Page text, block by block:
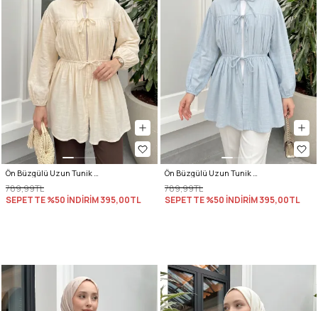
Ön Büzgülü Uzun Tunik 262338 - BEJ
789,99TL
SEPETTE %50 İNDİRİM395,00TL
Ön Büzgülü Uzun Tunik 262338 - BEBE MAVİSİ
789,99TL
SEPETTE %50 İNDİRİM395,00TL